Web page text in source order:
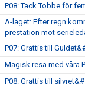
P08: Tack Tobbe för
A-laget: Efter regn
prestation mot
P07: Grattis till
Magisk resa med våra
P08: Grattis till